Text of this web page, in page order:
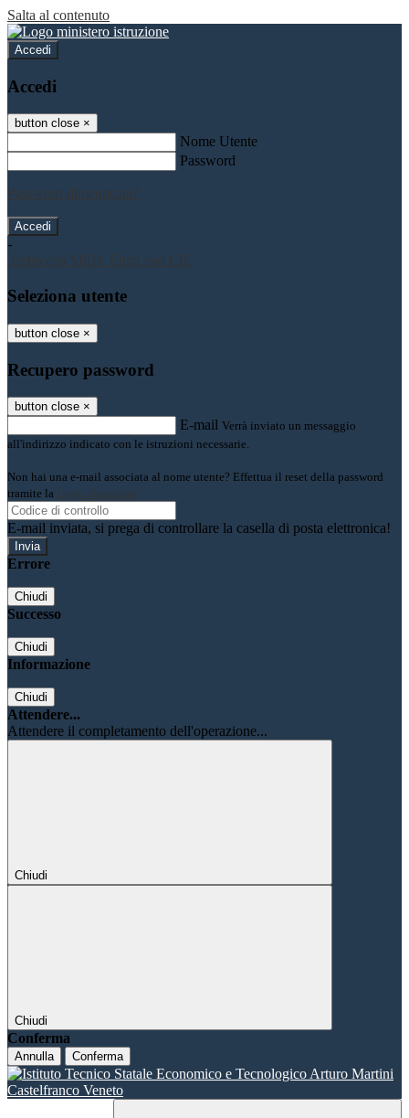
Salta al contenuto
Accedi
Accedi
button close ×
Nome Utente
Password
Password dimenticata?
-
Entra con SPID
Entra con CIE
Seleziona utente
button close ×
Recupero password
button close ×
E-mail Verrà inviato un messaggio
all'indirizzo indicato con le istruzioni necessarie.
Non hai una e-mail associata al nome utente? Effettua il reset della password
tramite la Login Spaggiari
E-mail inviata, si prega di controllare la casella di posta elettronica!
Errore
Chiudi
Successo
Chiudi
Informazione
Chiudi
Attendere...
Attendere il completamento dell'operazione...
Chiudi
Chiudi
Conferma
Annulla Conferma